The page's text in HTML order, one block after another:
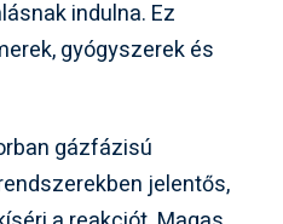
indulna. Ez
gyógyszerek és
gázfázisú
jelentős,